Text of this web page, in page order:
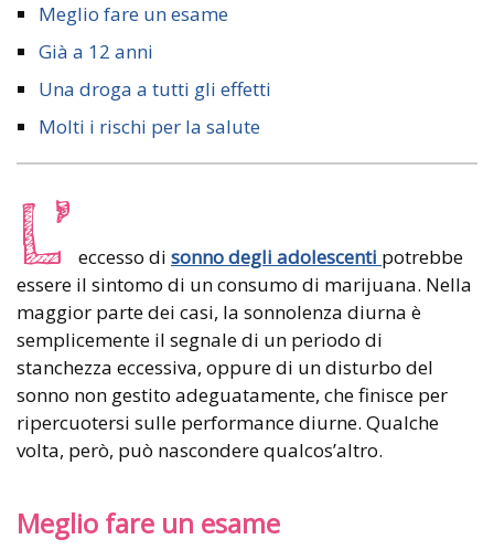
Meglio fare un esame
Già a 12 anni
Una droga a tutti gli effetti
Molti i rischi per la salute
L’ eccesso di sonno degli adolescenti potrebbe
essere il sintomo di un consumo di marijuana. Nella
maggior parte dei casi, la sonnolenza diurna è
semplicemente il segnale di un periodo di
stanchezza eccessiva, oppure di un disturbo del
sonno non gestito adeguatamente, che finisce per
ripercuotersi sulle performance diurne. Qualche
volta, però, può nascondere qualcos’altro.
Meglio fare un esame